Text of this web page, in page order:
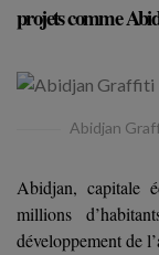
projets comme
Abidjan
Abidjan, capitale
millions
développement de